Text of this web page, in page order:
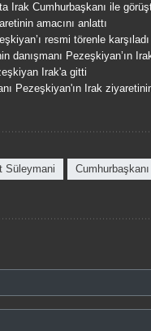
Irak Cumhurbaşkanı ile
amacını anlattı
resmi törenle karşıladı
danışmanı Pezeşkiyan’ın
Irak'a gitti
Pezeşkiyan'ın Irak
Süleymani